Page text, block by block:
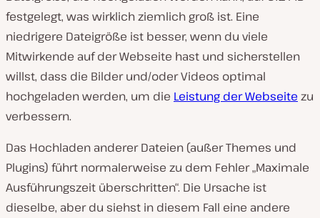
festgelegt, was wirklich ziemlich groß ist. Eine
niedrigere Dateigröße ist besser, wenn du viele
Mitwirkende auf der Webseite hast und sicherstellen
willst, dass die Bilder und/oder Videos optimal
hochgeladen werden, um die Leistung der Webseite zu
verbessern.
Das Hochladen anderer Dateien (außer Themes und
Plugins) führt normalerweise zu dem Fehler „Maximale
Ausführungszeit überschritten“. Die Ursache ist
dieselbe, aber du siehst in diesem Fall eine andere